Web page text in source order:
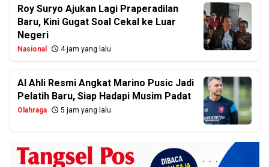
Roy Suryo Ajukan Lagi Praperadilan
Baru, Kini Gugat Soal Cekal ke Luar
Negeri
Nasional 4 jam yang lalu
Al Ahli Resmi Angkat Marino Pusic Jadi
Pelatih Baru, Siap Hadapi Musim Padat
Olahraga 5 jam yang lalu